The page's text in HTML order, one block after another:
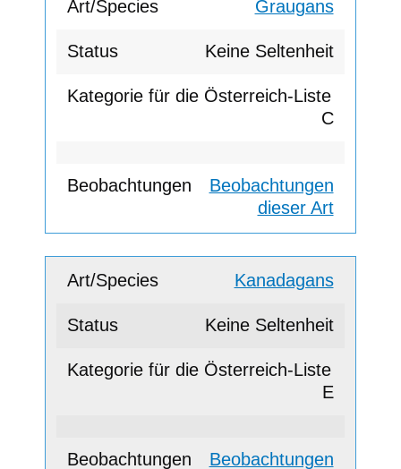
Graugans
Keine Seltenheit
C
Beobachtungen
dieser Art
Kanadagans
Keine Seltenheit
E
Beobachtungen